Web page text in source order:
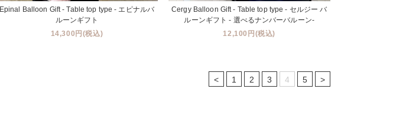
Epinal Balloon Gift - Table top type - エピナルバ
ルーンギフト
14,300円(税込)
Cergy Balloon Gift - Table top type - セルジー バ
ルーンギフト - 選べるナンバーバルーン-
12,100円(税込)
< 1 2 3 4 5 >